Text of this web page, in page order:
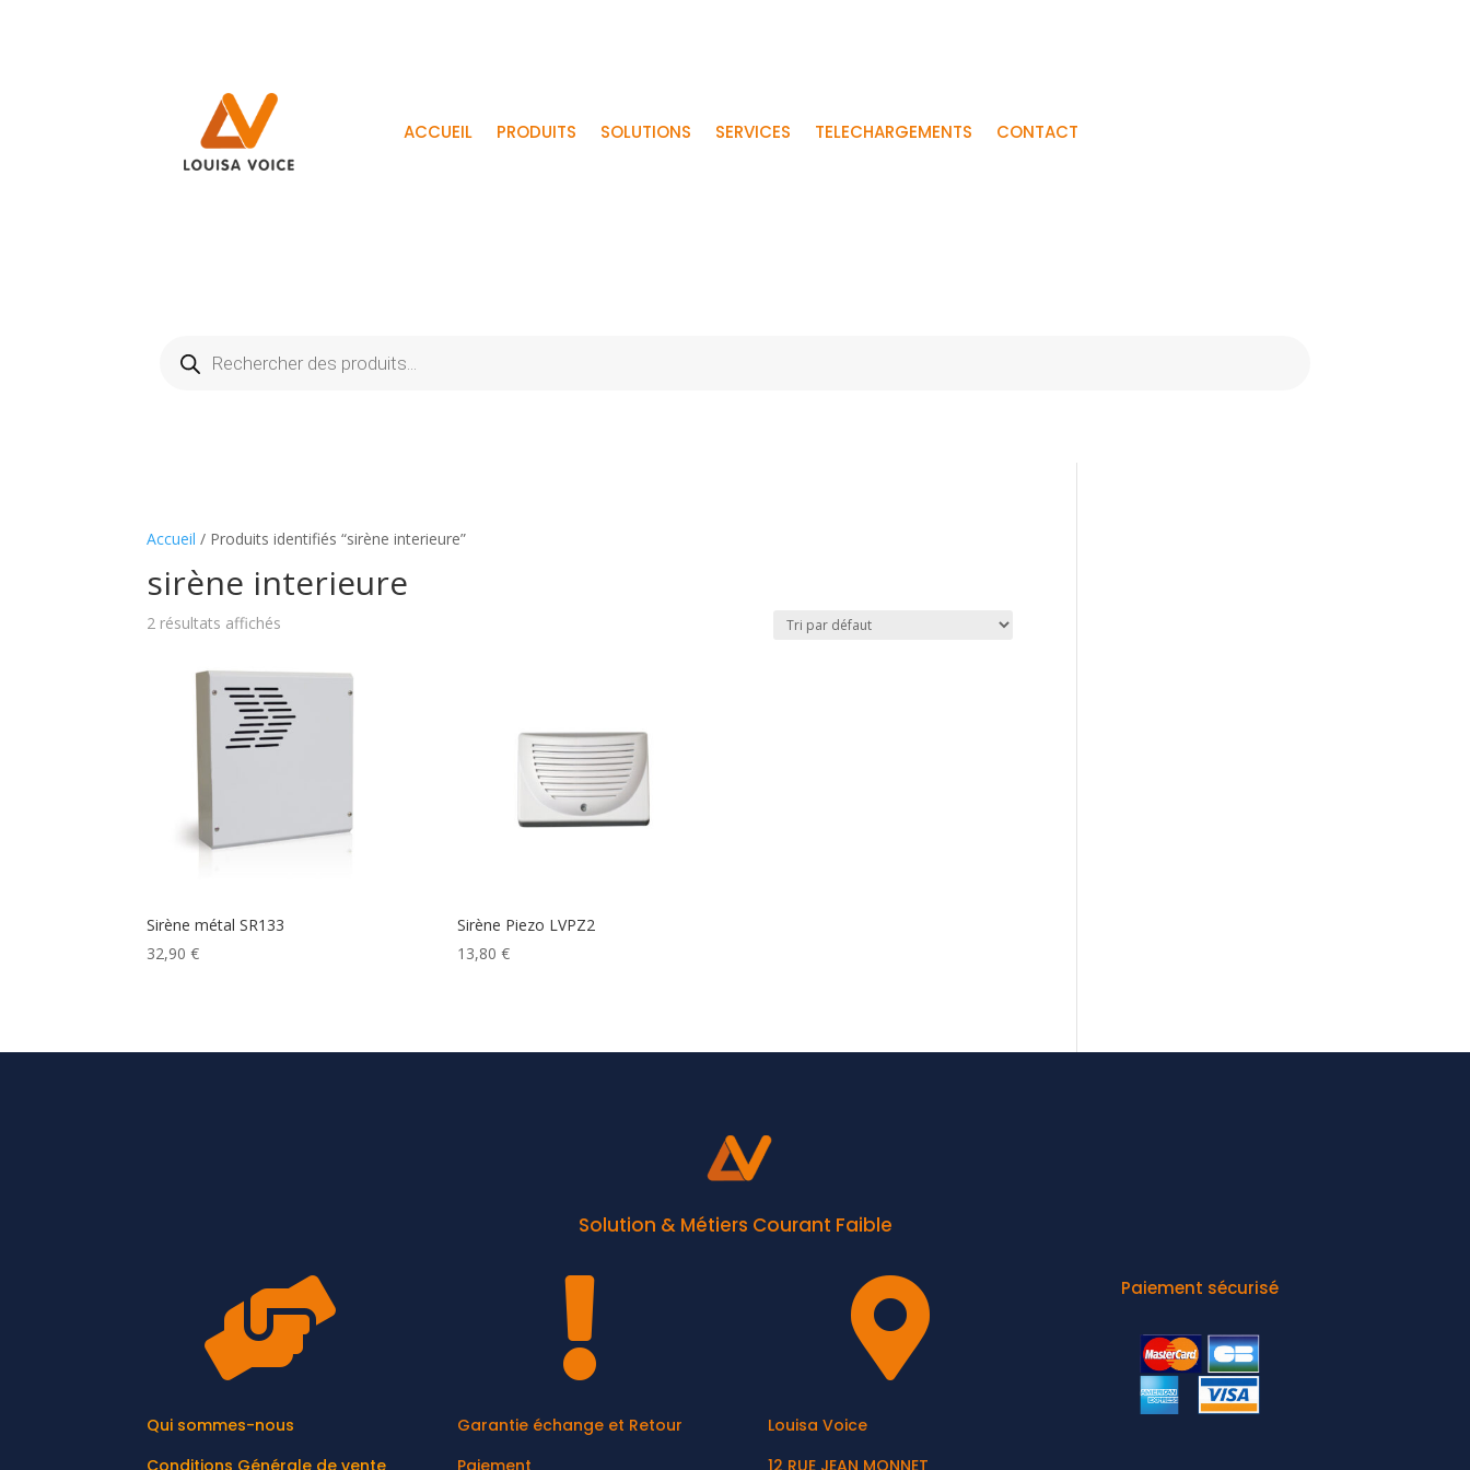
ACCUEIL PRODUITS SOLUTIONS SERVICES TELECHARGEMENTS CONTACT
produits
Accueil / Produits identifiés “sirène interieure”
sirène interieure
2 résultats affichés
Sirène métal SR133
32,90€
Sirène Piezo LVPZ2
13,80 €
Solution & Métiers Courant Faible

Qui sommes-nous

Garantie échange et Retour

Louisa Voice
Paiement sécurisé